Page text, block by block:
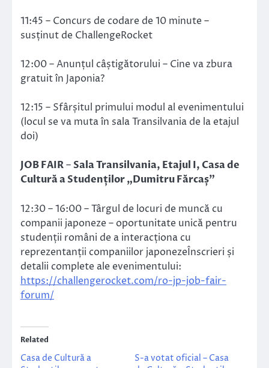
11:45 – Concurs de codare de 10 minute –
susținut de ChallengeRocket
12:00 – Anunțul câștigătorului – Cine va zbura
gratuit în Japonia?
12:15 – Sfârșitul primului modul al evenimentului
(locul se va muta în sala Transilvania de la etajul
doi)
JOB FAIR–Sala Transilvania, Etajul I, Casa de
Cultură a Studenților „Dumitru Fărcaș”
12:30 – 16:00 – Târgul de locuri de muncă cu
companii japoneze – oportunitate unică pentru
studenții români de a interacționa cu
reprezentanții companiilor japonezeÎnscrieri și
detalii complete ale evenimentului:
https://challengerocket.com/ro-jp-job-fair-
forum/
Related
Casa de Cultură a
S-a votat oficial – Casa